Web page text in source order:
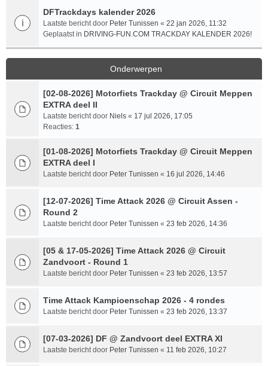
DFTrackdays kalender 2026
Laatste bericht door Peter Tunissen « 22 jan 2026, 11:32
Geplaatst in DRIVING-FUN.COM TRACKDAY KALENDER 2026!
Onderwerpen
[02-08-2026] Motorfiets Trackday @ Circuit Meppen
EXTRA deel II
Laatste bericht door Niels « 17 jul 2026, 17:05
Reacties: 1
[01-08-2026] Motorfiets Trackday @ Circuit Meppen
EXTRA deel I
Laatste bericht door Peter Tunissen « 16 jul 2026, 14:46
[12-07-2026] Time Attack 2026 @ Circuit Assen -
Round 2
Laatste bericht door Peter Tunissen « 23 feb 2026, 14:36
[05 & 17-05-2026] Time Attack 2026 @ Circuit
Zandvoort - Round 1
Laatste bericht door Peter Tunissen « 23 feb 2026, 13:57
Time Attack Kampioenschap 2026 - 4 rondes
Laatste bericht door Peter Tunissen « 23 feb 2026, 13:37
[07-03-2026] DF @ Zandvoort deel EXTRA XI
Laatste bericht door Peter Tunissen « 11 feb 2026, 10:27